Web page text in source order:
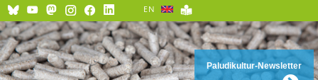
Paludikultur-Newsletter
EN